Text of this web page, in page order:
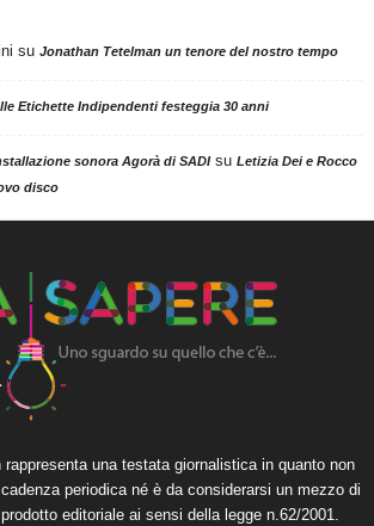
su Jonathan Tetelman un tenore del nostro tempo
Etichette Indipendenti festeggia 30 anni
sonora Agorà di SADIsu Letizia Dei e Rocco
disco
una testata giornalistica in quanto non
periodica né è da considerarsi un mezzo di
editoriale ai sensi della legge n.62/2001.